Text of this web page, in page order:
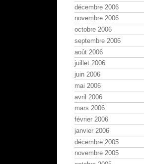
décembre 2006
novembre 2006
octobre 2006
septembre 2006
août 2006
juillet 2006
juin 2006
mai 2006
avril 2006
mars 2006
février 2006
janvier 2006
décembre 2005
novembre 2005